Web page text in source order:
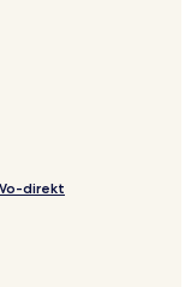
direkt